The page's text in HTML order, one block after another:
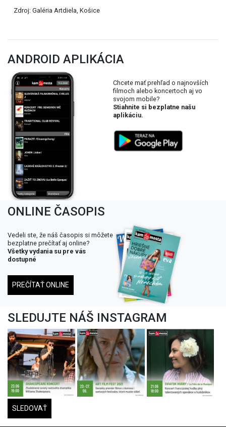
Zdroj: Galéria Artdiela, Košice
ANDROID APLIKÁCIA
Chcete mať prehľad o najnovších
filmoch alebo koncertoch aj vo
svojom mobile?
Stiahnite si bezplatne našu
aplikáciu.
ONLINE ČASOPIS
Vedeli ste, že náš časopis si môžete
bezplatne prečítať aj online?
Všetky vydania su pre vás
dostupné
PREČÍTAŤ ONLINE
SLEDUJTE NÁŠ INSTAGRAM
SLEDOVAŤ